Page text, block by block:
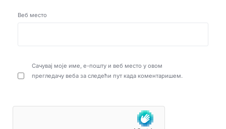
Веб место
Сачувај моје име, е-пошту и веб место у овом
прегледачу веба за следећи пут када коментаришем.